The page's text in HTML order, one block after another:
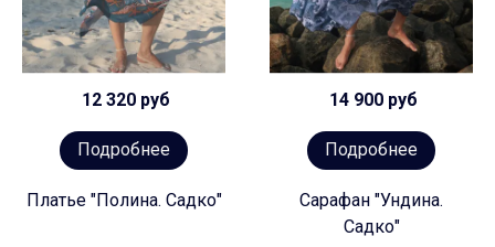
12 320 руб
Подробнее
Платье "Полина. Садко"
14 900 руб
Подробнее
Сарафан "Ундина.
Садко"